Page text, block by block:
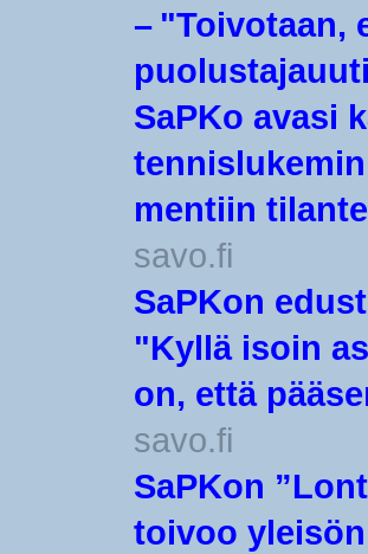
– "Toivotaan,
SaPKo avasi
mentiin
savo.fi
SaPKon
"Kyllä isoin
on, että
savo.fi
SaPKon
toivoo